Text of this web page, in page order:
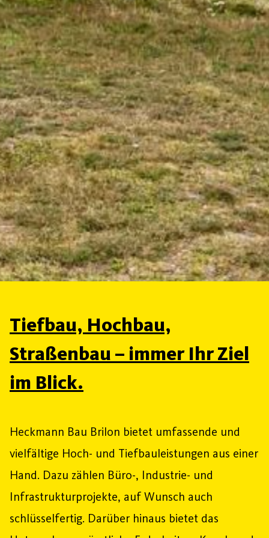
Tiefbau, Hochbau,
Straßenbau – immer Ihr Ziel
im Blick.
Heckmann Bau Brilon bietet umfassende und
vielfältige Hoch- und Tiefbauleistungen aus einer
Hand. Dazu zählen Büro-, Industrie- und
Infrastrukturprojekte, auf Wunsch auch
schlüsselfertig. Darüber hinaus bietet das